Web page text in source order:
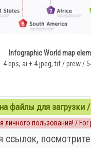
Infographic World map
4 eps, ai + 4 jpeg, tif / prew /
файлы для загрузки /
личного пользования! / For
ссылок,